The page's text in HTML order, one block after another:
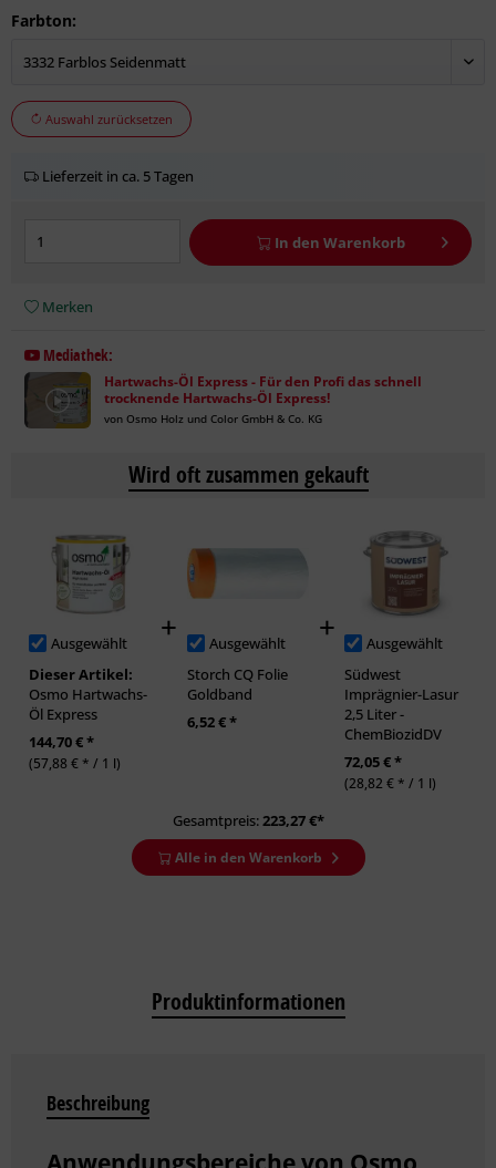
Farbton:
Auswahl zurücksetzen
Lieferzeit in ca. 5 Tagen
In den Warenkorb
Merken
Mediathek:
Hartwachs-Öl Express - Für den Profi das schnell
trocknende Hartwachs-Öl Express!
von Osmo Holz und Color GmbH & Co. KG
Wird oft zusammen gekauft
Ausgewählt
Dieser Artikel:
Osmo Hartwachs-
Öl Express
144,70 € *
(57,88 € * / 1 l)
Ausgewählt
Storch CQ Folie
Goldband
6,52 € *
Ausgewählt
Südwest
Imprägnier-Lasur
2,5 Liter -
ChemBiozidDV
72,05 € *
(28,82 € * / 1 l)
Gesamtpreis:223,27€*
Alle in den Warenkorb
Produktinformationen
Beschreibung